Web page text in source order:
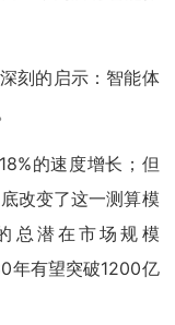
刻的启示：智能体
的速度增长；但
改变了这一测算模
总潜在市场规模
年有望突破1200亿